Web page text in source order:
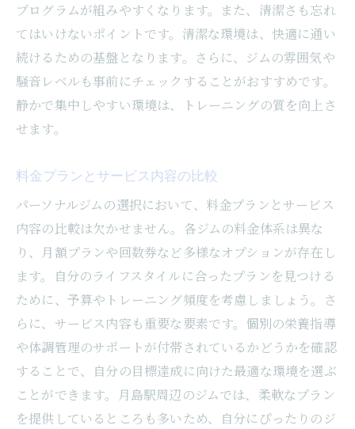
パーソナルジムでの個別指導がもたらす利点と
は
個々のニーズに合ったトレーニング
専門家のアドバイスを受けるメリット
フィードバックを基にした改善策
トレーナーとの信頼関係の構築
初心者でも安心して通える月島駅のパーソナル
ジム
初心者向けプログラムの特長
優しいトレーナーの選び方
初めてのトレーニングでの心がけ
不安を解消するためのサポート体制
段階的なステップアップの方法
安心して続けられる環境作り
プログラムが組みやすくなります。また、清潔さも忘れ
てはいけないポイントです。清潔な環境は、快適に通い
続けるための基盤となります。さらに、ジムの雰囲気や
騒音レベルも事前にチェックすることがおすすめです。
静かで集中しやすい環境は、トレーニングの質を向上さ
せます。
料金プランとサービス内容の比較
パーソナルジムの選択において、料金プランとサービス
内容の比較は欠かせません。各ジムの料金体系は異な
り、月額プランや回数券など多様なオプションが存在し
ます。自分のライフスタイルに合ったプランを見つける
ために、予算やトレーニング頻度を考慮しましょう。さ
らに、サービス内容も重要な要素です。個別の栄養指導
や体調管理のサポートが付帯されているかどうかを確認
することで、自分の目標達成に向けた最適な環境を選ぶ
ことができます。月島駅周辺のジムでは、柔軟なプラン
を提供しているところも多いため、自分にぴったりのジ